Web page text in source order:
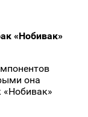
«Нобивак»
она
«Нобивак»